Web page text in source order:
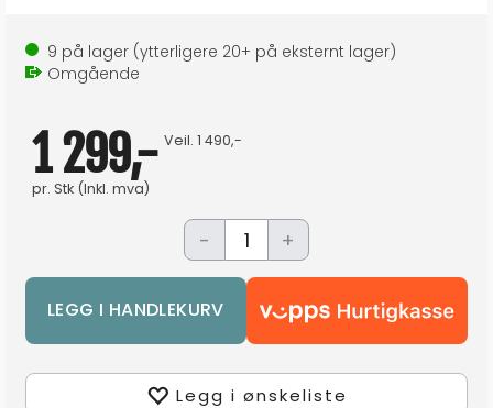
9 på lager (ytterligere 20+ på eksternt lager)
Omgående
1 299,-
pr. Stk (Inkl. mva)
Veil.1 490,-
- +
Legg i ønskeliste